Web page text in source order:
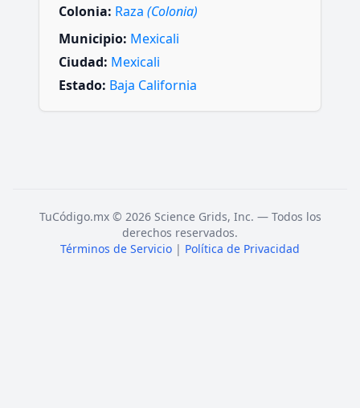
Colonia: Raza (Colonia)
Municipio: Mexicali
Ciudad: Mexicali
Estado: Baja California
TuCódigo.mx © 2026 Science Grids, Inc. — Todos los
derechos reservados.
Términos de Servicio | Política de Privacidad